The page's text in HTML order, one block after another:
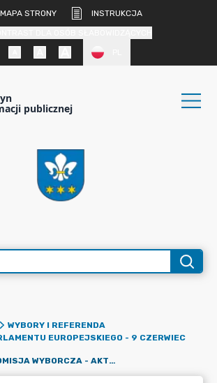
MAPA STRONY
INSTRUKCJA
publicznej
WYBORY I REFERENDA
EUROPEJSKIEGO - 9 CZERWIEC
PAŃSTWOWA KOMISJA WYBORCZA - AKTUALNOŚCI I AKTY PRAWNE